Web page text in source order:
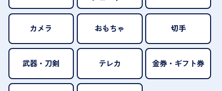
カメラ おもちゃ 切手
武器・刀剣 テレカ 金券・ギフト券